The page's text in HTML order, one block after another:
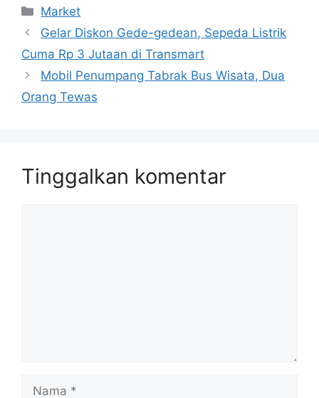
Kategori
Market
Gelar Diskon Gede-gedean, Sepeda Listrik
Cuma Rp 3 Jutaan di Transmart
Mobil Penumpang Tabrak Bus Wisata, Dua
Orang Tewas
Tinggalkan komentar